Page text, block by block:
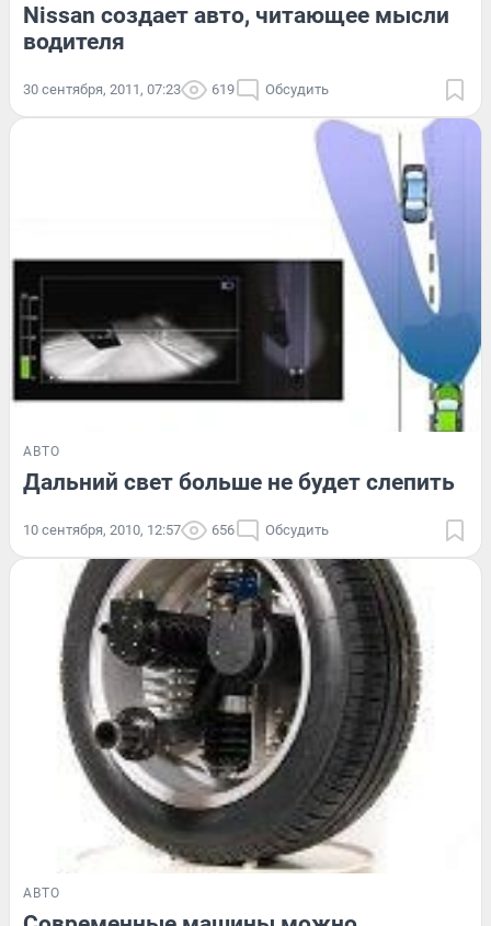
Nissan создает авто, читающее мысли
водителя
30 сентября, 2011, 07:23 619 Обсудить
АВТО
Дальний свет больше не будет слепить
10 сентября, 2010, 12:57 656 Обсудить
АВТО